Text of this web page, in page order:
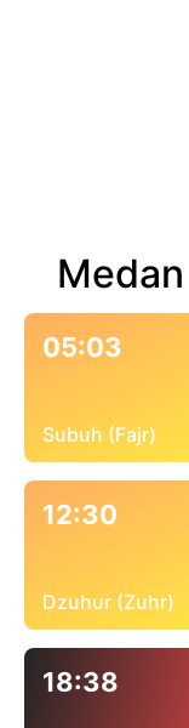
05:03
Subuh (Fajr)
12:30
Dzuhur (Zuhr)
18:38